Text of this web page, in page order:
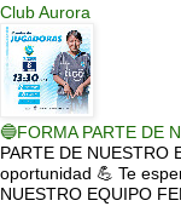
Club Aurora
🔵FORMA PARTE DE
PARTE DE NUESTRO
oportunidad 💪 Te
NUESTRO EQUIPO